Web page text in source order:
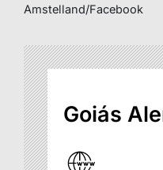
Amstelland/Facebook
Goiás